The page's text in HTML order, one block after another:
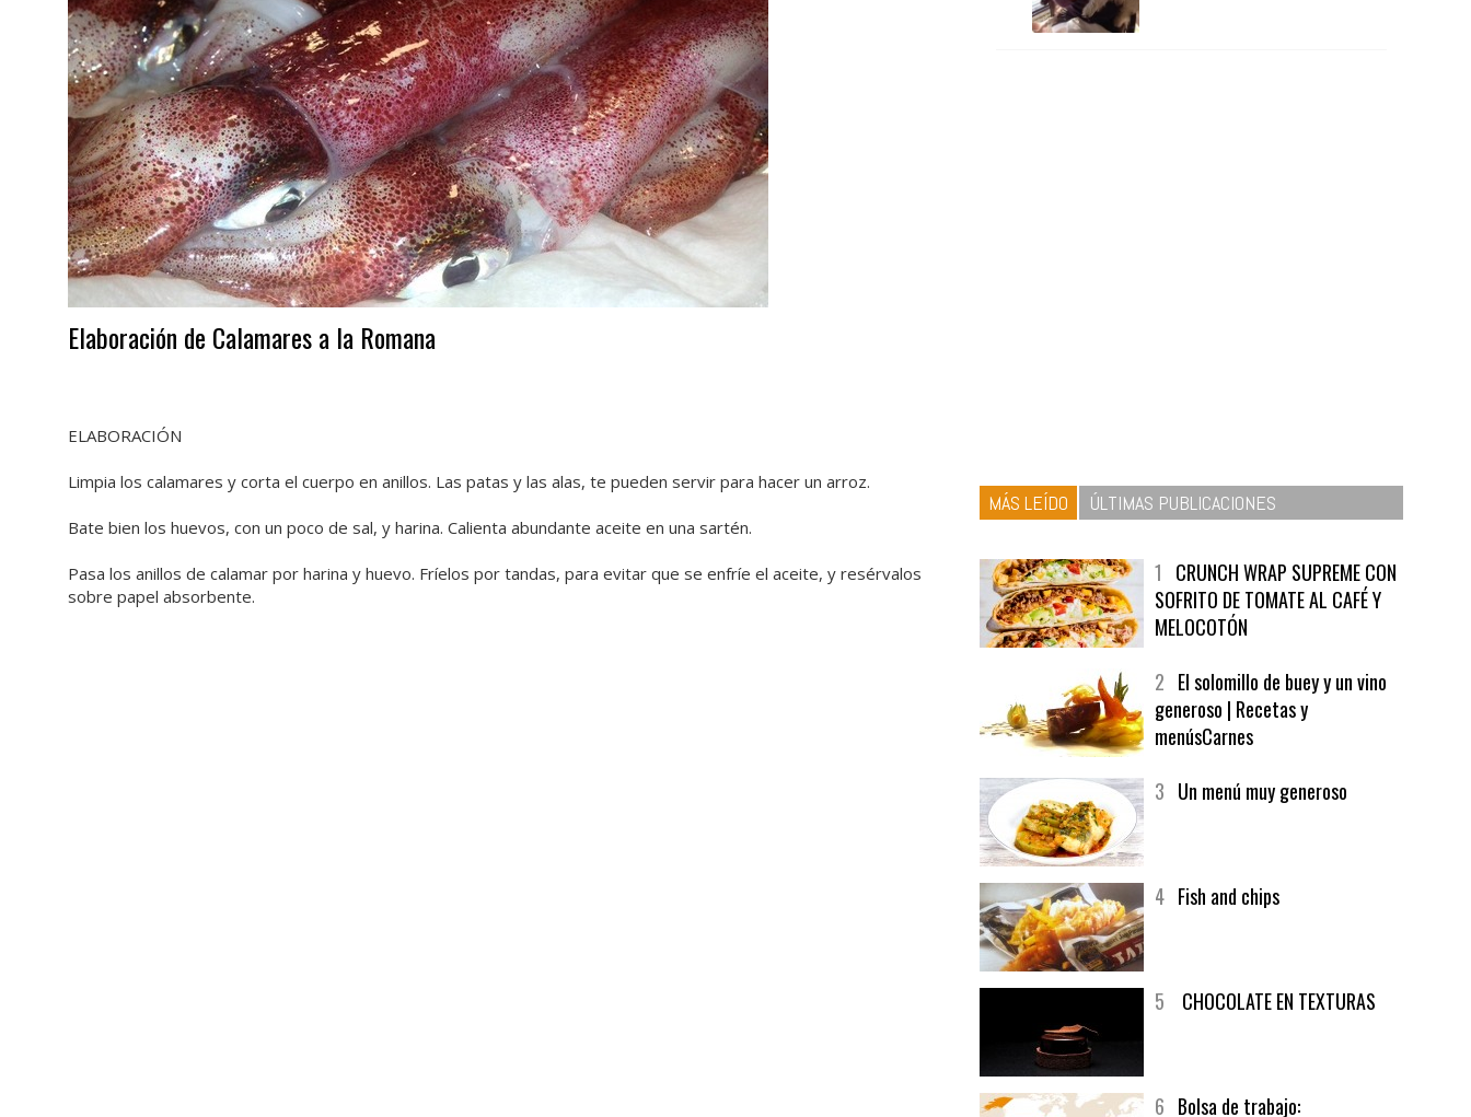
Elaboración de Calamares a la Romana
ELABORACIÓN
Limpia los calamares y corta el cuerpo en anillos. Las patas y las alas, te pueden servir para hacer un arroz.
Bate bien los huevos, con un poco de sal, y harina. Calienta abundante aceite en una sartén.
Pasa los anillos de calamar por harina y huevo. Fríelos por tandas, para evitar que se enfríe el aceite, y resérvalos
sobre papel absorbente.
MÁS LEÍDO ÚLTIMAS PUBLICACIONES
SOFRITO DE TOMATE AL CAFÉ Y
MELOCOTÓN
generoso | Recetas y